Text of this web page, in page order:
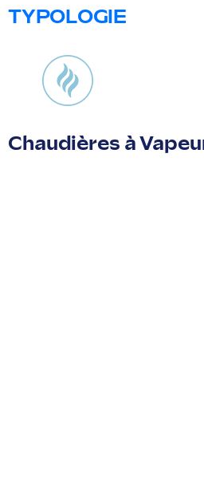
TYPOLOGIE
Chaudières à